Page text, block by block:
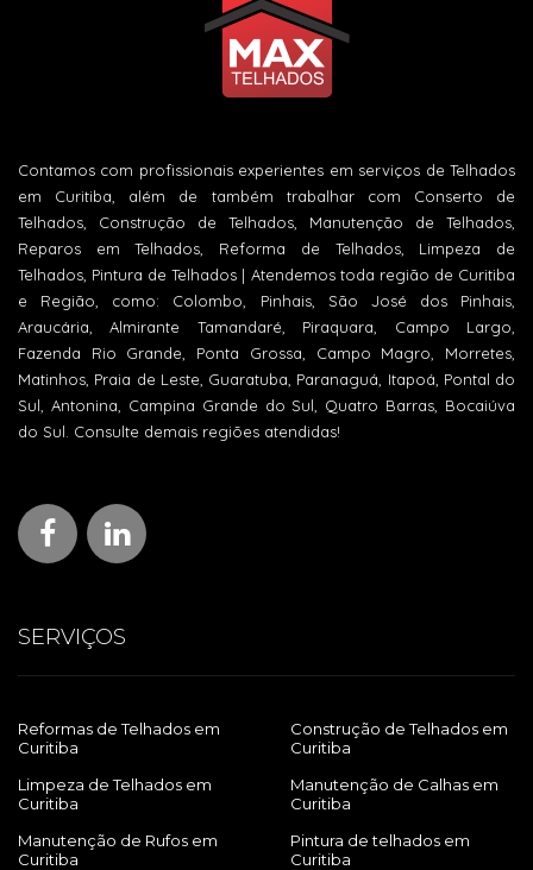
Contamos com profissionais experientes em serviços de Telhados
em Curitiba, além de também trabalhar com Conserto de
Telhados, Construção de Telhados, Manutenção de Telhados,
Reparos em Telhados, Reforma de Telhados, Limpeza de
Telhados, Pintura de Telhados | Atendemos toda região de Curitiba
e Região, como: Colombo, Pinhais, São José dos Pinhais,
Araucária, Almirante Tamandaré, Piraquara, Campo Largo,
Fazenda Rio Grande, Ponta Grossa, Campo Magro, Morretes,
Matinhos, Praia de Leste, Guaratuba, Paranaguá, Itapoá, Pontal do
Sul, Antonina, Campina Grande do Sul, Quatro Barras, Bocaiúva
do Sul. Consulte demais regiões atendidas!
SERVIÇOS
Reformas de Telhados em
Curitiba
Construção de Telhados em
Curitiba
Limpeza de Telhados em
Curitiba
Manutenção de Calhas em
Curitiba
Manutenção de Rufos em
Curitiba
Pintura de telhados em
Curitiba